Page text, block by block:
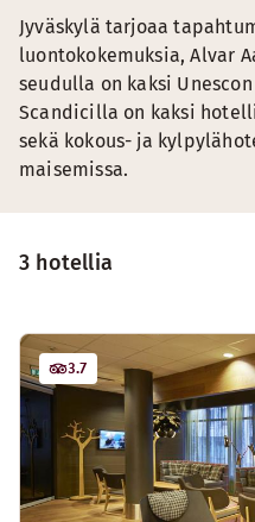
3 hotellia
3.7
Jyväskylä tarjoaa
luontokokemuksia, Alvar
seudulla on kaksi
Scandicilla on kaksi
sekä kokous- ja
maisemissa.